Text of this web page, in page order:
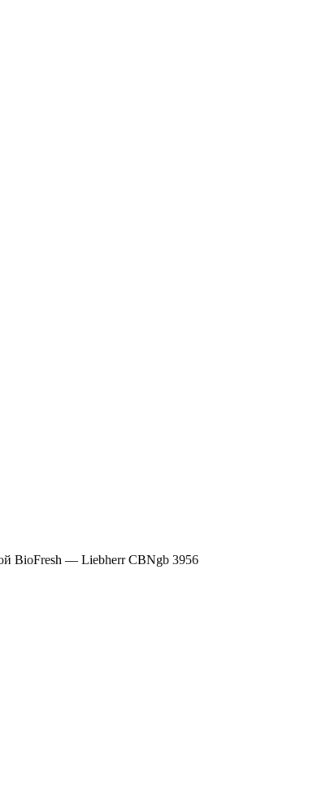
BioFresh — Liebherr CBNgb 3956